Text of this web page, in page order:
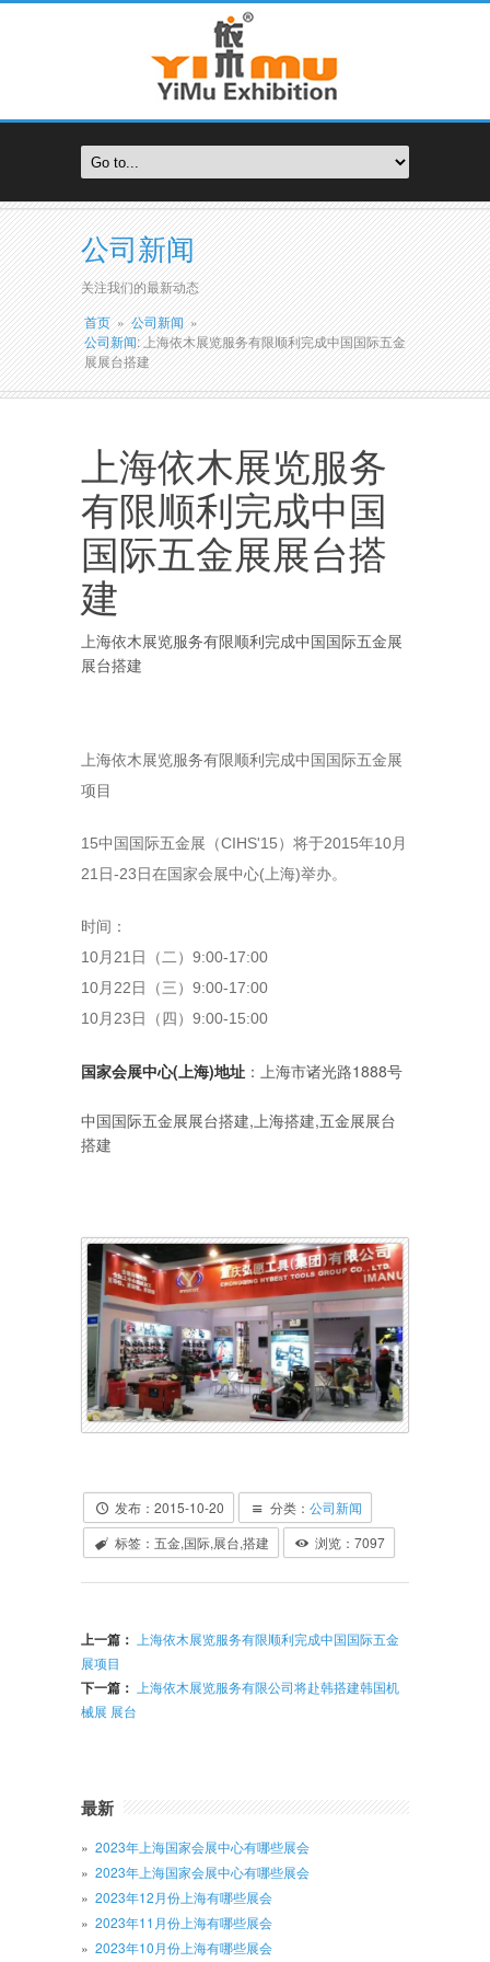
公司新闻
关注我们的最新动态
首页 » 公司新闻 »
公司新闻: 上海依木展览服务有限顺利完成中国国际五金
展展台搭建
上海依木展览服务
有限顺利完成中国
国际五金展展台搭
建
上海依木展览服务有限顺利完成中国国际五金展
展台搭建
上海依木展览服务有限顺利完成中国国际五金展
项目
15中国国际五金展（CIHS'15）将于2015年10月
21日-23日在国家会展中心(上海)举办。
时间 ：
10月21日（二）9:00-17:00
10月22日（三）9:00-17:00
10月23日（四）9:00-15:00
国家会展中心(上海)地址 ：上海市诸光路1888号
中国国际五金展展台搭建,上海搭建,五金展展台
搭建
发布：2015-10-20 分类： 公司新闻
标签：五金,国际,展台,搭建
浏览： 7097
上一篇：
上海依木展览服务有限顺利完成中国国际五金
展项目
下一篇：
上海依木展览服务有限公司将赴韩搭建韩国机
械展 展台
最新
2023年上海国家会展中心有哪些展会
2023年上海国家会展中心有哪些展会
2023年12月份上海有哪些展会
2023年11月份上海有哪些展会
2023年10月份上海有哪些展会